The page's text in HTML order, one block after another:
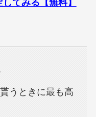
てみる【無料】
うときに最も高